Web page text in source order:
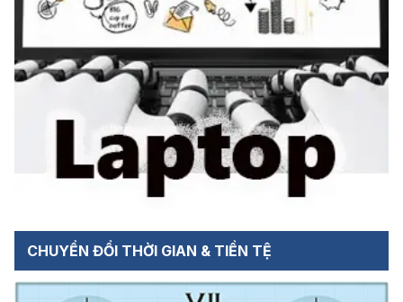
CHUYỂN ĐỔI THỜI GIAN & TIỀN TỆ